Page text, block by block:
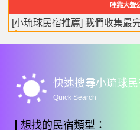
居 閣
國
海
廓
莊
棧
旅
哇靠大聲
薦] 我們收集最完整的小琉球
wb_sunny 快速搜尋小琉球民
Quick Search
想找的民宿類型：